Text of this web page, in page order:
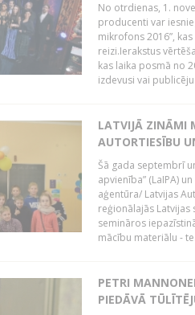
No otrdienas, 1.
producenti var
mikrofons 2016”,
reizi.Ierakstus
kas laika posmā no
izdevusi vai
LATVIJĀ ZINĀMI
AUTORTIESĪBU
Šā gada septembrī
apvienība” (LaIPA)
aģentūra/ Latvijas
reģionālajās
semināros
mācību materiālu -
PETRI
PIEDĀVĀ